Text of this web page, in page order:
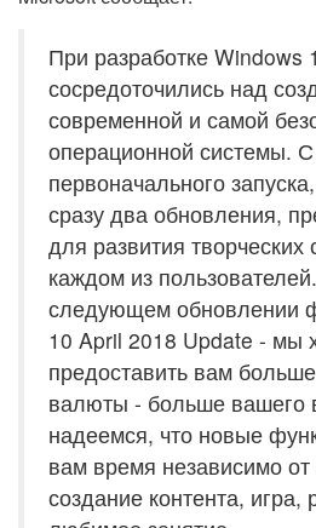
При разработке Windows
сосредоточились над
современной и самой
операционной системы.
первоначального
сразу два обновления,
для развития творческих
каждом из
следующем обновлении
10 April 2018 Update - мы
предоставить вам
валюты - больше
надеемся, что новые
вам время независимо от
создание контента, игра,